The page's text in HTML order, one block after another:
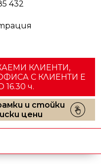
432
КЛИЕНТИ,
С КЛИЕНТИ E
16.30 ч.
и стойки
цени